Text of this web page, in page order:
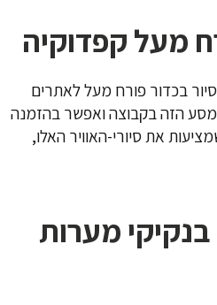
מעל קפדוקיה
בכדור פורח מעל לאתרים
הזה בקבוצה ואפשר בהזמנה
את סיורי-האוויר האלו,
בנקיקי מערות